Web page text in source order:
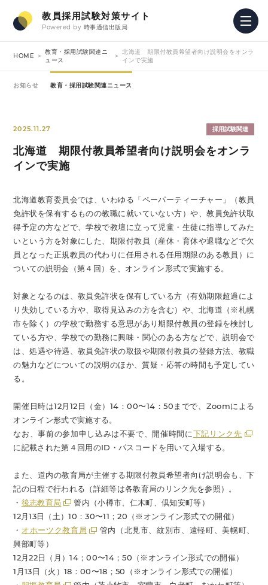
教員採用試験対策サイト
Powered by 時事通信出版局
HOME
教育・採用試験関連ニ
ュース
北海道 期限付教員希望者向け説明会をオンラ
インで実施
お知らせ 教育・採用試験関連ニュース
2025.11.27 採用試験関連
北海道 期限付教員希望者向け説明会をオンラ
インで実施
北海道教育委員会では、いわゆる「ペーパーティーチャー」（教員
免許状を保有するものの教職に就いていない方）や、教員免許状取
得予定の方などで、学校で教壇に立って児童・生徒に指導してみた
いという方を対象にした、期限付教員（産休・育休や退職などで欠
員となった正規教員の代わりに任用される任用期限のある教員）に
ついての説明会（第４回）を、オンライン形式で実施する。
対象となるのは、教員免許状を保有している方（有効期限超過によ
り失効している方や、取得見込みの方を含む）や、北海道（※札幌
市を除く）の学校で勤務する意思があり期限付教員の登録を検討し
ている方や、学校での勤務に興味・関心のある方などで、説明会で
は、処遇や待遇、教員免許状の取扱や期限付教員の登録方法、教職
の魅力などについての説明のほか、質疑・応答の時間も予定してい
る。
開催日時は12月12日（金）14：00〜14：50までで、Zoomによる
オンライン形式で実施する。
なお、事前の参加申し込みは不要で、開催時間に下記リンク先
に記載された第４回用のID・パスコードを用いて入場する。
また、道内の教育局が主催する期限付教員希望者向け説明会も、下
記の日程で行われる（詳細等は各教育局のリンク先を参照）。
・ 後志教育局
管内（小樽市、仁木町、倶知安町等）
12月13日（土）10：30〜11；20（※オンライン形式での開催）
・ オホーツク教育局
管内（北見市、紋別市、遠軽町、美幌町、
興部町等）
12月22日（月）14；00〜14；50（※オンライン形式での開催）
1月13日（火）18：00〜18；50（※オンライン形式での開催）